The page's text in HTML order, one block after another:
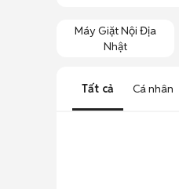
Máy Giặt Nội Địa
Nhật
Tất cả Cá nhân